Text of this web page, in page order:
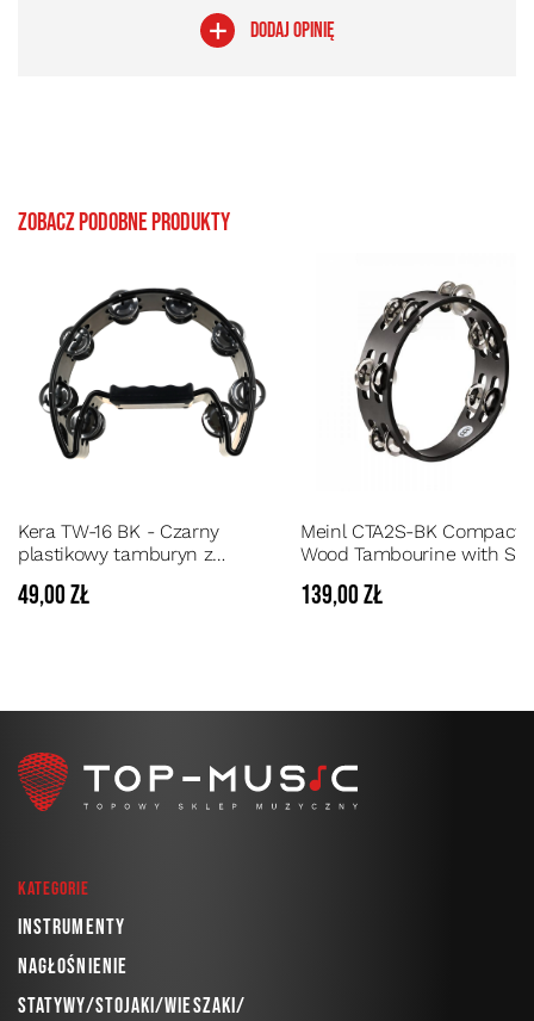
DODAJ OPINIĘ
Zobacz podobne produkty
Kera TW-16 BK - Czarny
plastikowy tamburyn z
jinglami
49,00 zł
Meinl CTA2S-BK Compact
Wood Tambourine with
139,00 zł
Kategorie
Instrumenty
Nagłośnienie
Statywy/Stojaki/Wieszaki/